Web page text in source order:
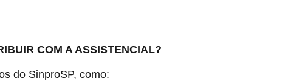
COM A ASSISTENCIAL?
do SinproSP, como: